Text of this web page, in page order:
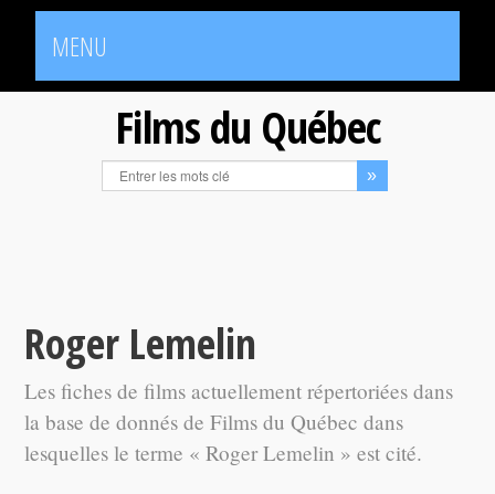
MENU
Films du Québec
Roger Lemelin
Les fiches de films actuellement répertoriées dans
la base de donnés de Films du Québec dans
lesquelles le terme « Roger Lemelin » est cité.